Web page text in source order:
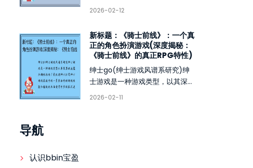
2026-02-12
新标题：《骑士前线》：一个真
正的角色扮演游戏(深度揭秘：
《骑士前线》的真正RPG特性)
绅士go(绅士游戏风谱系研究)绅
士游戏是一种游戏类型，以其深...
2026-02-11
导航
认识bbin宝盈